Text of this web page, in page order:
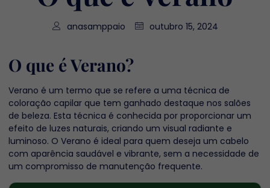
anasamppaio outubro 15, 2024
O que é Verano?
Verano é um termo que se refere a uma técnica de
coloração capilar que tem ganhado destaque nos salões
de beleza. Esta técnica é conhecida por proporcionar um
efeito de luzes naturais, criando um visual radiante e
luminoso. O Verano é ideal para quem deseja um cabelo
com aparência saudável e vibrante, sem a necessidade de
um compromisso de manutenção frequente.